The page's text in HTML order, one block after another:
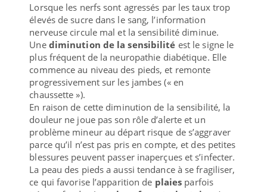
Lorsque les nerfs sont agressés par les taux trop
élevés de sucre dans le sang, l’information
nerveuse circule mal et la sensibilité diminue.
Une diminution de la sensibilité est le signe le
plus fréquent de la neuropathie diabétique. Elle
commence au niveau des pieds, et remonte
progressivement sur les jambes (« en
chaussette »).
En raison de cette diminution de la sensibilité, la
douleur ne joue pas son rôle d’alerte et un
problème mineur au départ risque de s’aggraver
parce qu’il n’est pas pris en compte, et des petites
blessures peuvent passer inaperçues et s’infecter.
La peau des pieds a aussi tendance à se fragiliser,
ce qui favorise l’apparition de plaies parfois